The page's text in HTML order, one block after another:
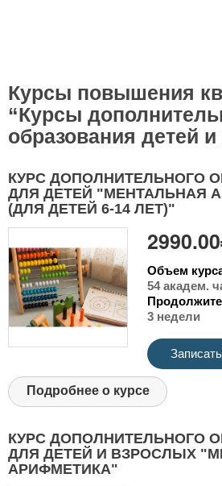
Курсы повышения
“Курсы
образования детей
КУРС ДОПОЛНИТЕЛЬНОГО
ДЛЯ ДЕТЕЙ "МЕНТАЛЬНАЯ
(ДЛЯ ДЕТЕЙ 6-14 ЛЕТ)"
Объем
54 академ.
3 недели
Подробнее о курсе
КУРС ДОПОЛНИТЕЛЬНОГО
ДЛЯ ДЕТЕЙ И ВЗРОСЛЫХ
АРИФМЕТИКА"